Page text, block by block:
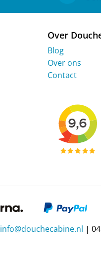
Over
Blog
Over ons
Contact
info@douchecabine.nl |